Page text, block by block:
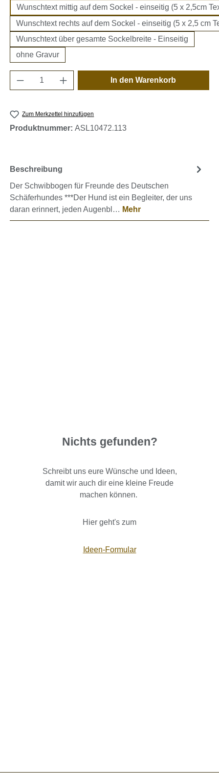
Wunschtext mittig auf dem Sockel - einseitig (5 x 2,5cm
Wunschtext rechts auf dem Sockel - einseitig (5 x 2,5 cm
Wunschtext über gesamte Sockelbreite - Einseitig
ohne Gravur
Produkt Anzahl: Gib den gewünschten
In den Warenkorb
Zum Merkzettel hinzufügen
Produktnummer: ASL10472.113
Beschreibung
Der Schwibbogen für Freunde des Deutschen
Schäferhundes ***Der Hund ist ein Begleiter, der uns
daran erinnert, jeden Augenbl… Mehr
Nichts gefunden?
Schreibt uns eure Wünsche und Ideen,
damit wir auch dir eine kleine Freude
machen können.
Hier geht's zum
Ideen-Formular